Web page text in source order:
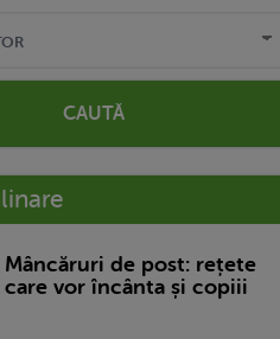
CAUTĂ
Mâncăruri de post: rețete
care vor încânta și copiii